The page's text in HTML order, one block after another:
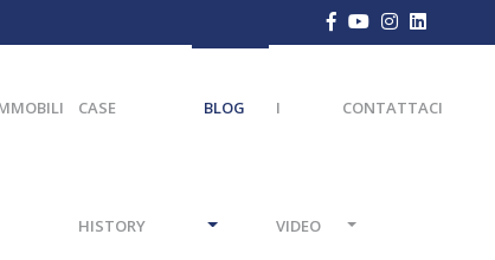
CASE
HISTORY
BLOG I
VIDEO
CONTATTACI